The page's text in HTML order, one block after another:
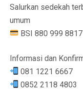
Salurkan sedekah
umum
BSI 880 999 8817
Informasi dan
081 1221 6667
0852 2118 4803